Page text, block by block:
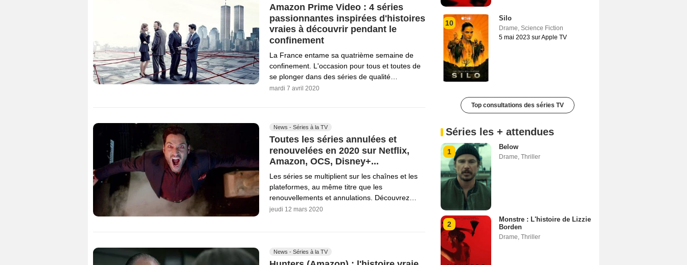
Amazon Prime Video : 4 séries
passionnantes inspirées d'histoires
vraies à découvrir pendant le
confinement
La France entame sa quatrième semaine de
confinement. L'occasion pour tous et toutes de
se plonger dans des séries de qualité…
mardi 7 avril 2020
News - Séries à la TV
Toutes les séries annulées et
renouvelées en 2020 sur Netflix,
Amazon, OCS, Disney+...
Les séries se multiplient sur les chaînes et les
plateformes, au même titre que les
renouvellements et annulations. Découvrez…
jeudi 12 mars 2020
News - Séries à la TV
10
Silo
Drame, Science Fiction
5 mai 2023 sur Apple TV
Top consultations des séries TV
Séries les + attendues
1
Below
Drame, Thriller
2
Monstre : L'histoire de Lizzie
Borden
Drame, Thriller